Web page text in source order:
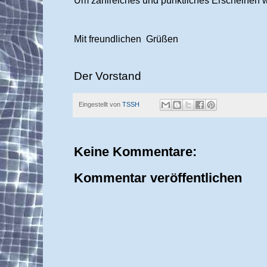
Mit freundlichen Grüßen
Der Vorstand
Eingestellt von TSSH
Keine Kommentare:
Kommentar veröffentlichen